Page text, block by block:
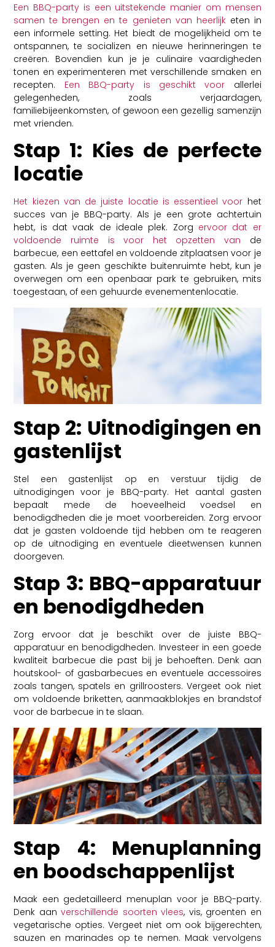
Een BBQ-party is een uitstekende manier om mensen
samen te brengen en te genieten van heerlijketen in
een informele setting. Het biedt de mogelijkheid om te
ontspannen, te socializen en nieuwe herinneringen te
creëren. Bovendien kun je je culinaire vaardigheden
tonen en experimenteren met verschillende smaken en
recepten. Een BBQ-party is geschikt voor allerlei
gelegenheden, zoals verjaardagen,
familiebijeenkomsten, of gewoon een gezellig samenzijn
met vrienden.
Stap 1: Kies de perfecte
locatie
Het kiezen van de juiste locatie is essentieel voor het
succes van je BBQ-party. Als je een grote achtertuin
hebt, is dat vaak de ideale plek. Zorg ervoor dat er
voldoende ruimte is voor het opzetten van de
barbecue, een eettafel en voldoende zitplaatsen voor je
gasten. Als je geen geschikte buitenruimte hebt, kun je
overwegen om een openbaar park te gebruiken, mits
toegestaan, of een gehuurde evenementenlocatie.
Stap 2: Uitnodigingen en
gastenlijst
Stel een gastenlijst op en verstuur tijdig de
uitnodigingen voor je BBQ-party. Het aantal gasten
bepaalt mede de hoeveelheid voedsel en
benodigdheden die je moet voorbereiden. Zorg ervoor
dat je gasten voldoende tijd hebben om te reageren
op de uitnodiging en eventuele dieetwensen kunnen
doorgeven.
Stap 3: BBQ-apparatuur
en benodigdheden
Zorg ervoor dat je beschikt over de juiste BBQ-
apparatuur en benodigdheden. Investeer in een goede
kwaliteit barbecue die past bij je behoeften. Denk aan
houtskool- of gasbarbecues en eventuele accessoires
zoals tangen, spatels en grillroosters. Vergeet ook niet
om voldoende briketten, aanmaakblokjes en brandstof
voor de barbecue in te slaan.
Stap 4: Menuplanning
en boodschappenlijst
Maak een gedetailleerd menuplan voor je BBQ-party.
Denk aanverschillende soorten vlees, vis, groenten en
vegetarische opties. Vergeet niet om ook bijgerechten,
sauzen en marinades op te nemen. Maak vervolgens